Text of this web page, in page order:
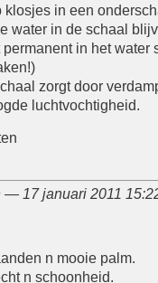
klosjes in een
water in de schaal
in het water
zorgt door
luchtvochtigheid.
— 17 januari 2011
n mooie palm.
n schoonheid.